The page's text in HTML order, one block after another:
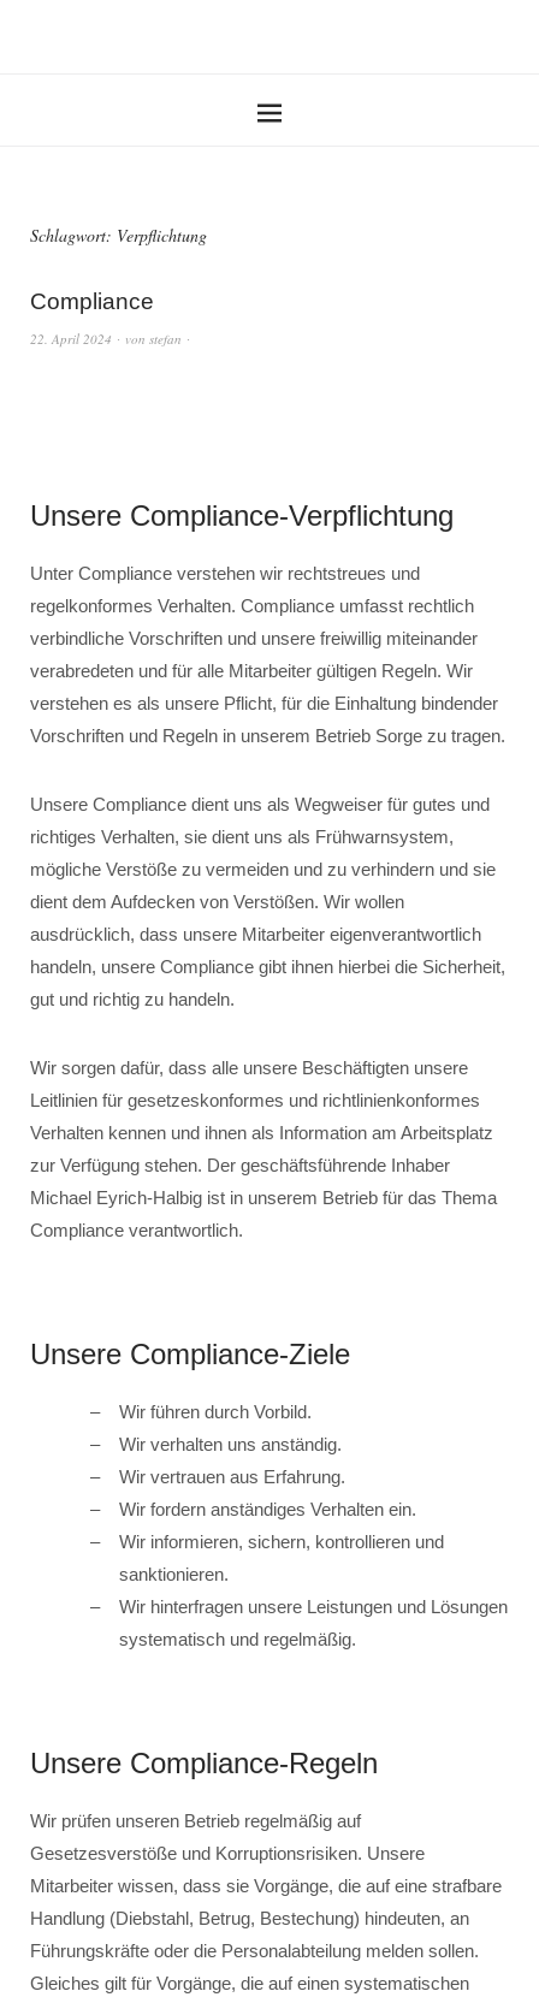
Schlagwort: Verpflichtung
Compliance
22. April 2024 von stefan
Unsere Compliance-Verpflichtung
Unter Compliance verstehen wir rechtstreues und
regelkonformes Verhalten. Compliance umfasst rechtlich
verbindliche Vorschriften und unsere freiwillig miteinander
verabredeten und für alle Mitarbeiter gültigen Regeln. Wir
verstehen es als unsere Pflicht, für die Einhaltung bindender
Vorschriften und Regeln in unserem Betrieb Sorge zu tragen.
Unsere Compliance dient uns als Wegweiser für gutes und
richtiges Verhalten, sie dient uns als Frühwarnsystem,
mögliche Verstöße zu vermeiden und zu verhindern und sie
dient dem Aufdecken von Verstößen. Wir wollen
ausdrücklich, dass unsere Mitarbeiter eigenverantwortlich
handeln, unsere Compliance gibt ihnen hierbei die Sicherheit,
gut und richtig zu handeln.
Wir sorgen dafür, dass alle unsere Beschäftigten unsere
Leitlinien für gesetzeskonformes und richtlinienkonformes
Verhalten kennen und ihnen als Information am Arbeitsplatz
zur Verfügung stehen. Der geschäftsführende Inhaber
Michael Eyrich-Halbig ist in unserem Betrieb für das Thema
Compliance verantwortlich.
Unsere Compliance-Ziele
Wir führen durch Vorbild.
Wir verhalten uns anständig.
Wir vertrauen aus Erfahrung.
Wir fordern anständiges Verhalten ein.
Wir informieren, sichern, kontrollieren und
sanktionieren.
Wir hinterfragen unsere Leistungen und Lösungen
systematisch und regelmäßig.
Unsere Compliance-Regeln
Wir prüfen unseren Betrieb regelmäßig auf
Gesetzesverstöße und Korruptionsrisiken. Unsere
Mitarbeiter wissen, dass sie Vorgänge, die auf eine strafbare
Handlung (Diebstahl, Betrug, Bestechung) hindeuten, an
Führungskräfte oder die Personalabteilung melden sollen.
Gleiches gilt für Vorgänge, die auf einen systematischen